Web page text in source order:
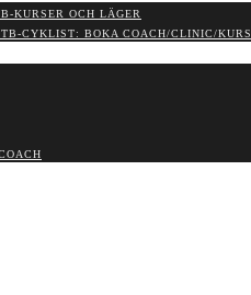
KURSER OCH LÄGER
CYKLIST: BOKA COACH/CLINIC/KURS